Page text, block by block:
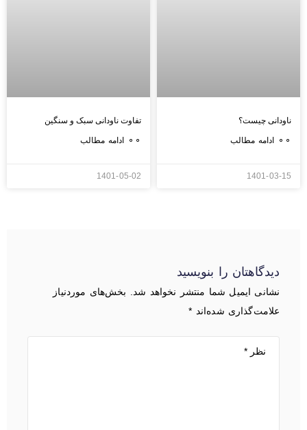
ناودانی چیست؟
⚬⚬ ادامه مطالب
1401-03-15
تفاوت ناودانی سبک و سنگین
⚬⚬ ادامه مطالب
1401-05-02
دیدگاهتان را بنویسید
نشانی ایمیل شما منتشر نخواهد شد.
بخش‌های موردنیاز
علامت‌گذاری شده‌اند *